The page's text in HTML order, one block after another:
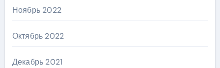
Ноябрь 2022
Октябрь 2022
Декабрь 2021